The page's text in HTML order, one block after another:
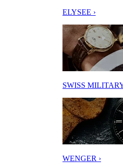
ELYSEE ›
SWISS
WENGER ›